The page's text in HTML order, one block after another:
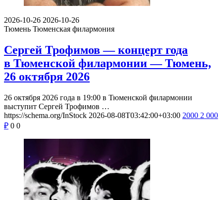
2026-10-26 2026-10-26
Тюмень Тюменская филармония
Сергей Трофимов — концерт года
в Тюменской филармонии — Тюмень,
26 октября 2026
26 октября 2026 года в 19:00 в Тюменской филармонии
выступит Сергей Трофимов …
https://schema.org/InStock 2026-08-08T03:42:00+03:00 2000 2 000
₽ 0 0